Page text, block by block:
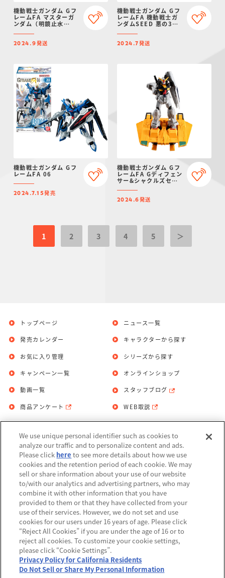
機動戦士ガンダム Gフ
レームFA マスターガ
ンダム（明鏡止水
ーツセット【プレミア
ムバンダイ限定】
2024.9発送
機動戦士ガンダム Gフ
レームFA 機動戦士ガ
ンダムSEED 悪の3兵
バンダイ限定】
2024.7発送
機動戦士ガンダム Gフ
レームFA 06
2024.7.15発売
機動戦士ガンダム Gフ
レームFA Gディフェン
サー&シャクルズセッ
イ限定】
2024.6発送
1 2 3 4 5 ＞
トップページ
発売カレンダー
お気に入り管理
ニュース一覧
キャラクターから探す
シリーズから探す
キャンペーン一覧
動画一覧
商品アンケート
オンラインショップ
スタッフブログ
WEB取説
お問い合わせ 個人情報保護方針
利用規約
Do Not Sell or Share My Personal
Information
アレルギー情報
©BANDAI
We use unique personal identifier such as cookies to
analyze our traffic and to personalize content and ads.
Please click here to see more details about how we use
cookies and the retention period of each cookie. We may
sell or share information about your use of our website
to/with our analytics and advertising partners, who may
combine it with other information that you have
provided to them or that they have collected from your
use of their services. However, we do not set and use
cookies for our users under 16 years of age. Please click
“Reject All Cookies” if you are under the age of 16 or to
reject all cookies. To customize your cookie settings,
please click “Cookie Settings”.
Privacy Policy for California Residents
Do Not Sell or Share My Personal Information